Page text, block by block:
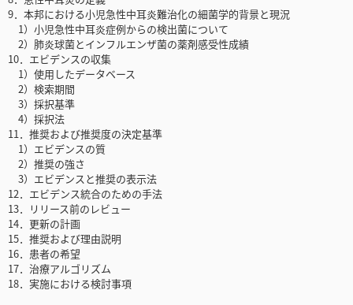
9．本邦における小児急性中耳炎難治化の細菌学的背景と現況
1）小児急性中耳炎症例からの検出菌について
2）肺炎球菌とインフルエンザ菌の薬剤感受性成績
10．エビデンスの収集
1）使用したデータベース
2）検索期間
3）採択基準
4）採択法
11．推奨および推奨度の決定基準
1）エビデンスの質
2）推奨の強さ
3）エビデンスと推奨の表示法
12．エビデンス統合のための手法
13．リリース前のレビュー
14．更新の計画
15．推奨および理由説明
16．患者の希望
17．治療アルゴリズム
18．実施における検討事項